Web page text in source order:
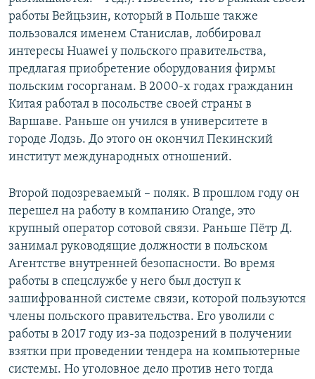
работы Вейцьзин, который в Польше также
пользовался именем Станислав, лоббировал
интересы Huawei у польского правительства,
предлагая приобретение оборудования фирмы
польским госорганам. В 2000-х годах гражданин
Китая работал в посольстве своей страны в
Варшаве. Раньше он учился в университете в
городе Лодзь. До этого он окончил Пекинский
институт международных отношений.
Второй подозреваемый – поляк. В прошлом году он
перешел на работу в компанию Orange, это
крупный оператор сотовой связи. Раньше Пётр Д.
занимал руководящие должности в польском
Агентстве внутренней безопасности. Во время
работы в спецслужбе у него был доступ к
зашифрованной системе связи, которой пользуются
члены польского правительства. Его уволили с
работы в 2017 году из-за подозрений в получении
взятки при проведении тендера на компьютерные
системы. Но уголовное дело против него тогда